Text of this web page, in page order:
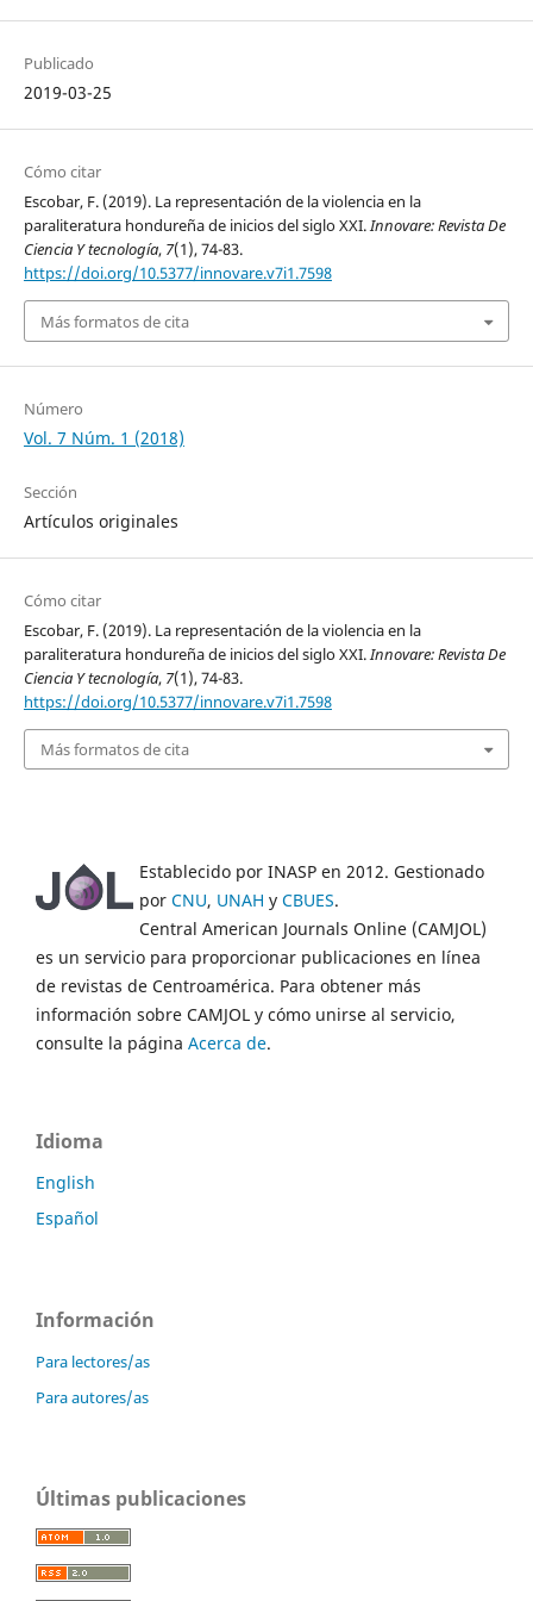
Publicado
2019-03-25
Cómo citar
Escobar, F. (2019). La representación de la violencia en la
paraliteratura hondureña de inicios del siglo XXI.Innovare: Revista De
Ciencia Y tecnología, 7(1), 74-83.
https://doi.org/10.5377/innovare.v7i1.7598
Más formatos de cita
Número
Vol. 7 Núm. 1 (2018)
Sección
Artículos originales
Cómo citar
Escobar, F. (2019). La representación de la violencia en la
paraliteratura hondureña de inicios del siglo XXI.Innovare: Revista De
Ciencia Y tecnología, 7(1), 74-83.
https://doi.org/10.5377/innovare.v7i1.7598
Más formatos de cita
Establecido por INASP en 2012. Gestionado
por CNU, UNAH y CBUES.
Central American Journals Online (CAMJOL)
es un servicio para proporcionar publicaciones en línea
de revistas de Centroamérica. Para obtener más
información sobre CAMJOL y cómo unirse al servicio,
consulte la página Acerca de.
Idioma
English
Español
Información
Para lectores/as
Para autores/as
Últimas publicaciones